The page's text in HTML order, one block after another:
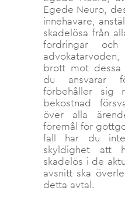
Egede Neuro,
innehavare,
skadelösa från
fordringar och
brott mot dessa
du ansvarar
förbehåller sig
bekostnad
över alla
föremål för
fall har du
skyldighet att
skadelös i de
avsnitt ska
detta avtal.